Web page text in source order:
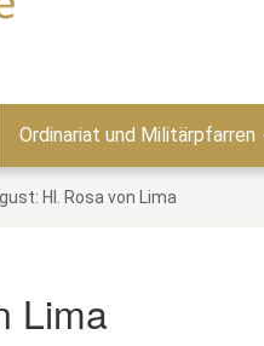
Ordinariat und Militärpfarren
Hl. Rosa von Lima
Lima